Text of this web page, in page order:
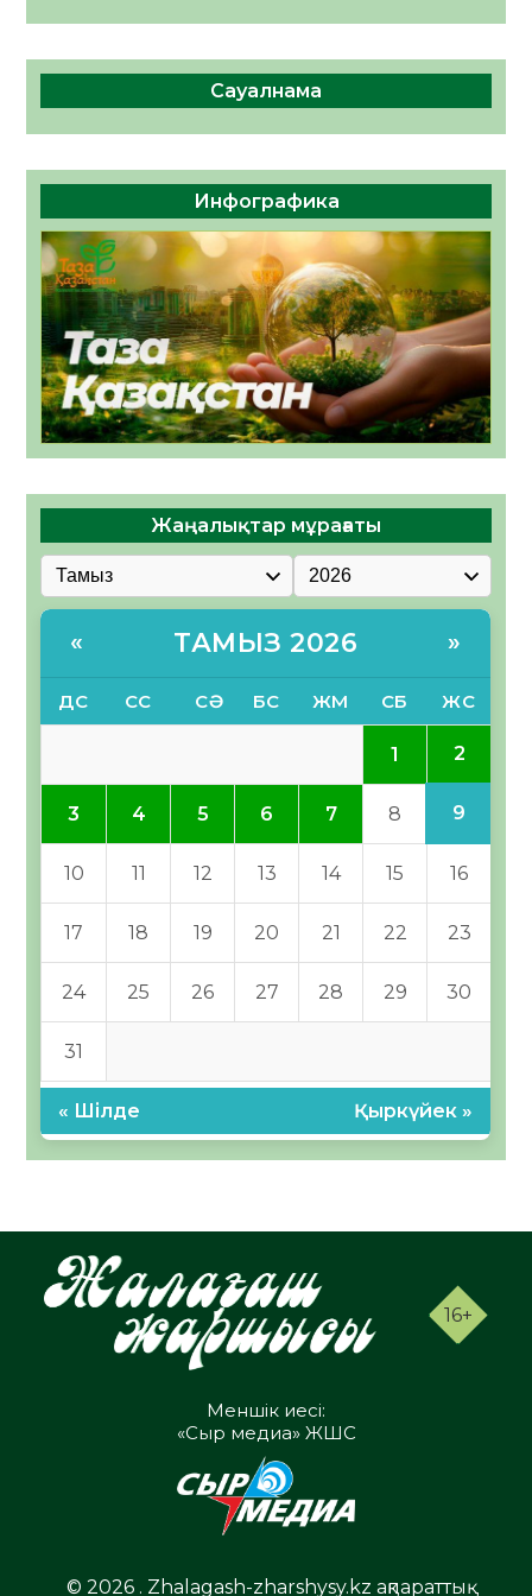
Сауалнама
Инфографика
Жаңалықтар мұрағаты
« ТАМЫЗ 2026 »
ДС СС СӘ БС ЖМ СБ ЖС
1 2
3 4 5 6 7 8 9
10 11 12 13 14 15 16
17 18 19 20 21 22 23
24 25 26 27 28 29 30
31
« Шілде Қыркүйек »
16+
Меншік иесі:
«Сыр медиа» ЖШС
© 2026 . Zhalagash-zharshysy.kz ақпараттық